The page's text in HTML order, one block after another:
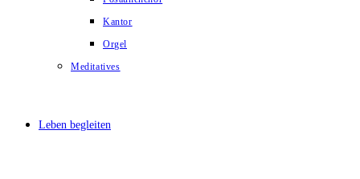
Kantor
Orgel
Meditatives
Leben begleiten